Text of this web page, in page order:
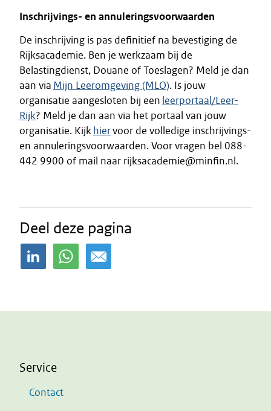
Inschrijvings- en annuleringsvoorwaarden
De inschrijving is pas definitief na bevestiging de
Rijksacademie. Ben je werkzaam bij de
Belastingdienst, Douane of Toeslagen? Meld je dan
aan via Mijn Leeromgeving (MLO). Is jouw
organisatie aangesloten bij een leerportaal/Leer-
Rijk? Meld je dan aan via het portaal van jouw
organisatie. Kijk hiervoor de volledige inschrijvings-
en annuleringsvoorwaarden. Voor vragen bel 088-
442 9900 of mail naar rijksacademie@minfin.nl.
Deel deze pagina
Service
Contact